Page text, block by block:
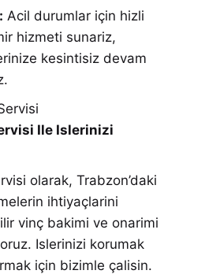
Acil durumlar için hizli
hizmeti sunariz,
kesintisiz devam
Ile Islerinizi
olarak, Trabzon’daki
ihtiyaçlarini
vinç bakimi ve onarimi
Islerinizi korumak
için bizimle çalisin.